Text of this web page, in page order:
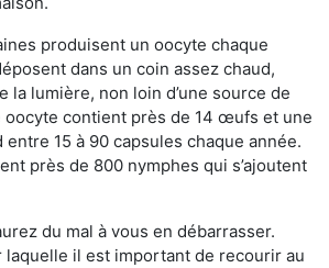
produisent un oocyte chaque
dans un coin assez chaud,
la lumière, non loin d’une source de
oocyte contient près de 14 œufs et une
15 à 90 capsules chaque année.
près de 800 nymphes qui s’ajoutent
du mal à vous en débarrasser.
laquelle il est important de recourir au